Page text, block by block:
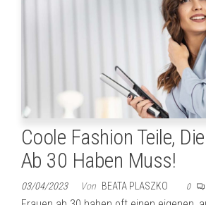
Coole Fashion Teile,
Ab 30 Haben Muss!
03/04/2023 Von BEATA PLASZKO 0